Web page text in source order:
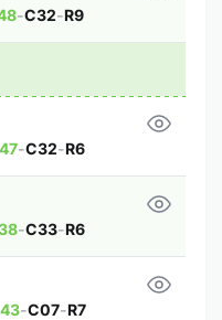
-C32-R9
47-C32-R6
-C33-R6
43-C07-R7